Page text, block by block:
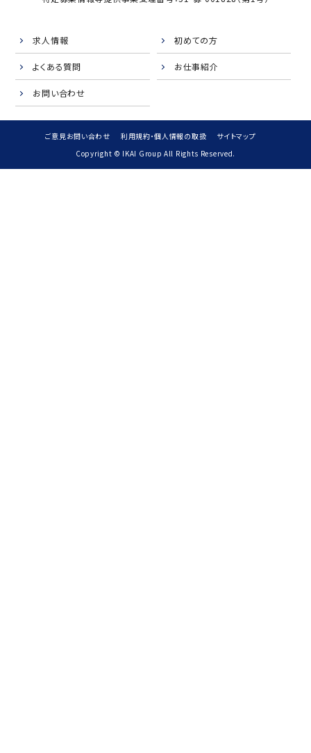
求人情報 初めての方
よくある質問 お仕事紹介
お問い合わせ
ご意見お問い合わせ 利用規約・個人情報の取扱
サイトマップ
Copyright © IKAI Group All Rights Reserved.